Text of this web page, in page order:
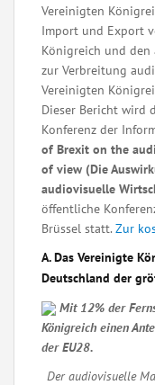
Vereinigten
Import und Export
Königreich und den
zur Verbreitung
Vereinigten
Dieser Bericht wird
Konferenz der
of Brexit on the
of view (Die
audiovisuelle
öffentliche
Brüssel statt. Zur
A. Das Vereinigte
Deutschland der
Mit 12% der
Königreich einen
der EU28.
Der audiovisuelle